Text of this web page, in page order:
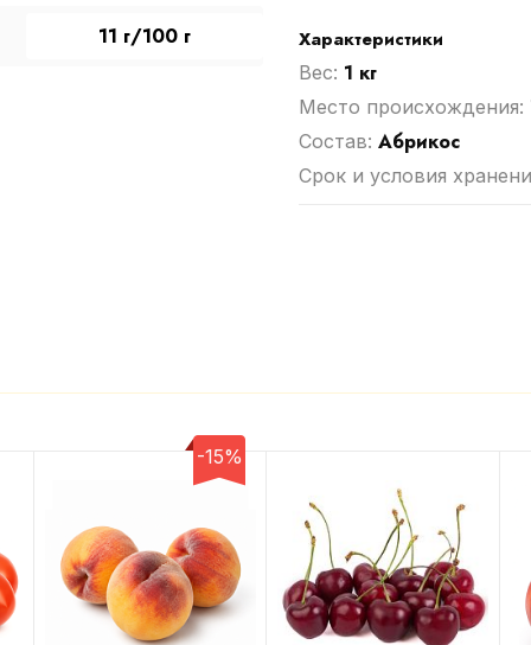
11 г/100 г Характеристики
Вес: 1 кг
Место происхождения:
Cостав: Абрикос
Срок и условия
-15%